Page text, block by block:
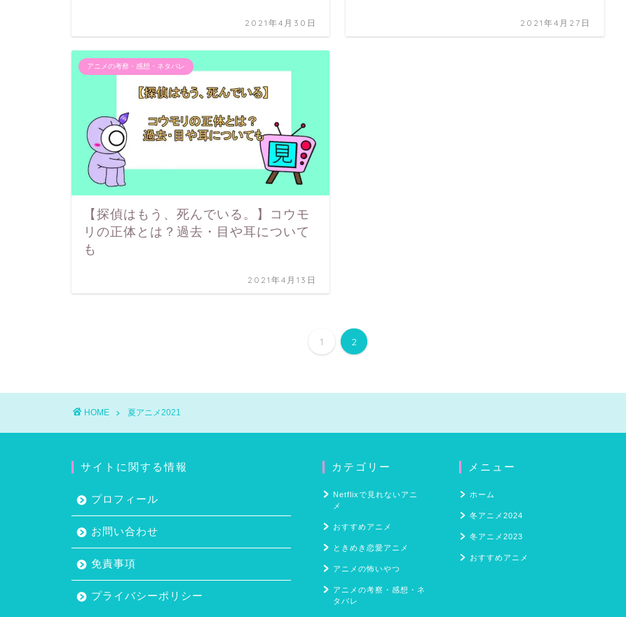
2021年4月30日 2021年4月27日
アニメの考察・感想・ネタバレ
【探偵はもう、死んでいる。】コウモ
リの正体とは？過去・目や耳について
も
2021年4月13日
1 2
HOME 夏アニメ2021
サイトに関する情報
プロフィール
お問い合わせ
免責事項
プライバシーポリシー
カテゴリー
Netflixで見れないアニ
メ
おすすめアニメ
ときめき恋愛アニメ
アニメの怖いやつ
アニメの考察・感想・ネ
タバレ
メニュー
ホーム
冬アニメ2024
冬アニメ2023
おすすめアニメ